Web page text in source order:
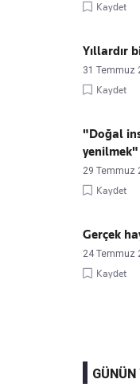
Kaydet
Yıllardır
31 Temmuz
Kaydet
"Doğal
yenilmek"
29 Temmuz
Kaydet
Gerçek
24 Temmuz
Kaydet